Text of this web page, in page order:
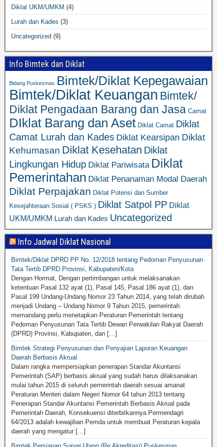
Diklat UKM/UMKM (4)
Lurah dan Kades (3)
Uncategorized (9)
Info Bimtek dan Diklat
Bidang Puskesmas Bimtek/Diklat Kepegawaian
Bimtek/Diklat Keuangan Bimtek/
Diklat Pengadaan Barang dan Jasa Camat
DIklat Barang dan Aset Diklat Camat Diklat
Camat Lurah dan Kades Diklat Kearsipan Diklat
Kehumasan Diklat Kesehatan Diklat
Lingkungan Hidup Diklat Pariwisata Diklat
Pemerintahan Diklat Penanaman Modal Daerah
Diklat Perpajakan Diklat Potensi dan Sumber
Kesejahteraan Sosial ( PSKS ) Diklat Satpol PP Diklat
UKM/UMKM Lurah dan Kades Uncategorized
Info Jadwal Diklat Nasional
Bimtek/Diklat DPRD PP No. 12/2018 tentang Pedoman Penyusunan
Tata Tertib DPRD Provinsi, Kabupaten/Kota
Dengan Hormat, Dengan pertimbangan untuk melaksanakan
ketentuan Pasal 132 ayat (1), Pasal 145, Pasal 186 ayat (1), dan
Pasal 199 Undang-Undang Nomor 23 Tahun 2014, yang telah dirubah
menjadi Undang – Undang Nomor 9 Tahun 2015, pemerintah
memandang perlu menetapkan Peraturan Pemerintah tentang
Pedoman Penyusunan Tata Tertib Dewan Perwakilan Rakyat Daerah
(DPRD) Provinsi, Kabupaten, dan […]
Bimtek Strategi Penyusunan dan Penyajian Laporan Keuangan
Daerah Berbasis Akrual
Dalam rangka mempersiapkan penerapan Standar Akuntansi
Pemerintah (SAP) berbasis akrual yang sudah harus dilaksanakan
mulai tahun 2015 di seluruh pemerintah daerah sesuai amanat
Peraturan Menteri dalam Negeri Nomor 64 tahun 2013 tentang
Penerapan Standar Akuntansi Pemerintah Berbasis Akrual pada
Pemerintah Daerah, Konsekuensi diterbitkannya Permendagri
64/2013 adalah kewajiban Pemda untuk membuat Peraturan kepala
daerah yang mengatur […]